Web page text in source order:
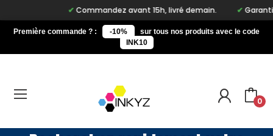
Commandez avant 15h, livré demain. Garantie
Première commande ? : -10%
sur tous nos produits avec le code
INK10
0